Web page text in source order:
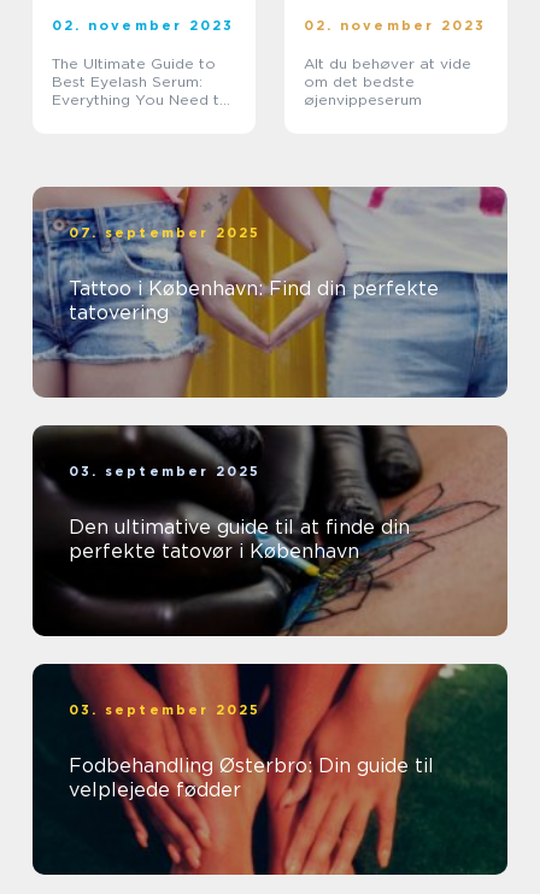
02. november 2023
The Ultimate Guide to
Best Eyelash Serum:
Everything You Need to
02. november 2023
Alt du behøver at vide
om det bedste
øjenvippeserum
07. september 2025
Tattoo i København: Find din perfekte
tatovering
03. september 2025
Den ultimative guide til at finde din
perfekte tatovør i København
03. september 2025
Fodbehandling Østerbro: Din guide til
velplejede fødder